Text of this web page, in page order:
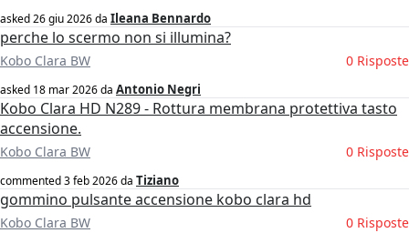
asked26 giu 2026da Ileana Bennardo
perche lo scermo non si illumina?
Kobo Clara BW 0 Risposte
asked 18 mar 2026da Antonio Negri
Kobo Clara HD N289 - Rottura membrana protettiva tasto
accensione.
Kobo Clara BW 0 Risposte
commented3 feb 2026da Tiziano
gommino pulsante accensione kobo clara hd
Kobo Clara BW 0 Risposte